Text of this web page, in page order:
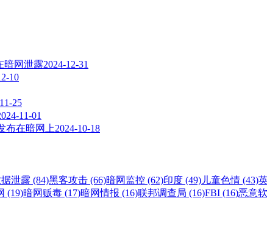
暗网泄露2024-12-31
10
25
11-01
布在暗网上2024-10-18
泄露 (84)黑客攻击 (66)暗网监控 (62)印度 (49) 儿童色情 (43)
(19)暗网贩毒 (17)暗网情报 (16)联邦调查局 (16)FBI (16)恶意